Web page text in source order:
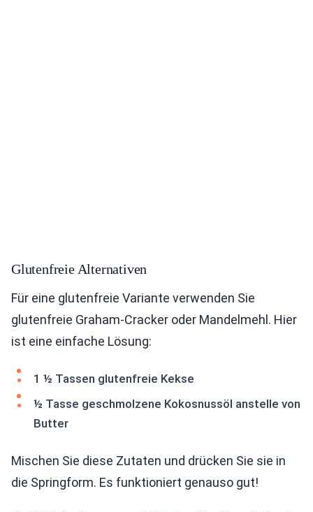
Glutenfreie Alternativen
Für eine glutenfreie Variante verwenden Sie
glutenfreie Graham-Cracker oder Mandelmehl. Hier
ist eine einfache Lösung:
1 ½ Tassen glutenfreie Kekse
½ Tasse geschmolzene Kokosnussöl anstelle von
Butter
Mischen Sie diese Zutaten und drücken Sie sie in
die Springform. Es funktioniert genauso gut!